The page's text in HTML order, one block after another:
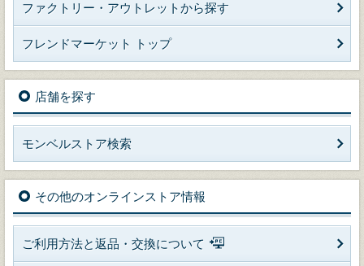
ファクトリー・アウトレットから探す
フレンドマーケット トップ
店舗を探す
モンベルストア検索
その他のオンラインストア情報
ご利用方法と返品・交換について